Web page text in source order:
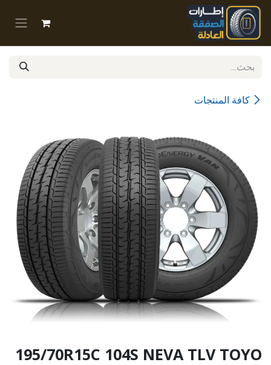
تخطي للذهاب إلى المحتوى
كافة المنتجات
195/70R15C 104S NEVA TLV TOYO